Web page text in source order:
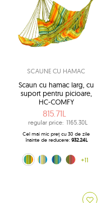
SCAUNE CU HAMAC
Scaun cu hamac larg, cu
suport pentru picioare,
HC-COMFY
815.71L
regular price: 1165.30L
Cel mai mic preț cu 30 de zile
înainte de reducere: 932.24L
Kuna Yala (188)
200x100 (204)
albastru (242)
curcubeu (272)
+11